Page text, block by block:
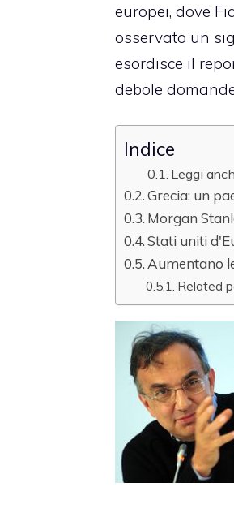
europei, dove
osservato un
esordisce il
debole
Indice
Leggi
Grecia: un
Morgan
Stati uniti
Aumentano
Related